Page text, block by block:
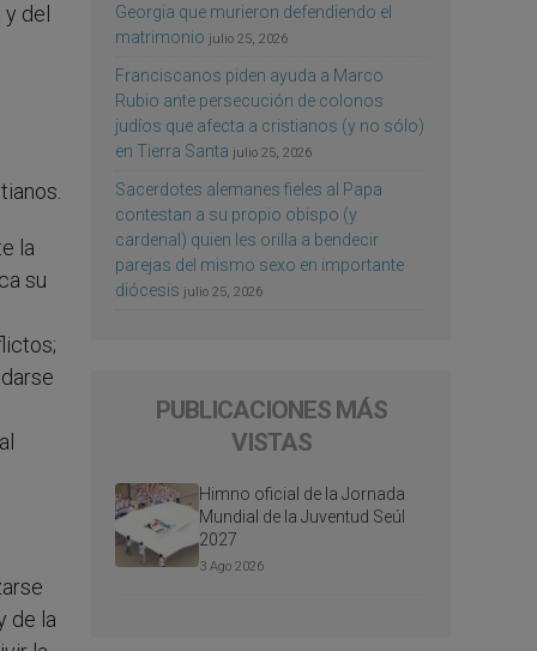
del
la
su
de la
Georgia que murieron defendiendo el
matrimonio julio 25, 2026
Franciscanos piden ayuda a Marco
Rubio ante persecución de colonos
judíos que afecta a cristianos (y no sólo)
en Tierra Santa julio 25, 2026
Sacerdotes alemanes fieles al Papa
contestan a su propio obispo (y
cardenal) quien les orilla a bendecir
parejas del mismo sexo en importante
diócesis julio 25, 2026
PUBLICACIONES MÁS
VISTAS
Himno oficial de la Jornada
Mundial de la Juventud Seúl
2027
3 Ago 2026